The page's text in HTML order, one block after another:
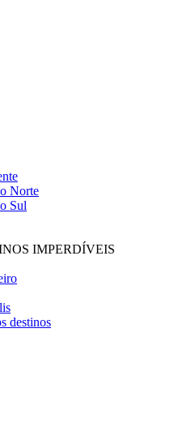
Norte
Sul
IMPERDÍVEIS
destinos